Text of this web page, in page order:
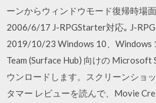
ーンからウィンドウモード復帰時場
2006/6/17 J-RPGStarter対応｡ J-
2019/10/23 Windows 10、Windows
Team (Surface Hub) 向けの
ウンロードします。スクリーンショ
タマー レビューを読んで、Movie